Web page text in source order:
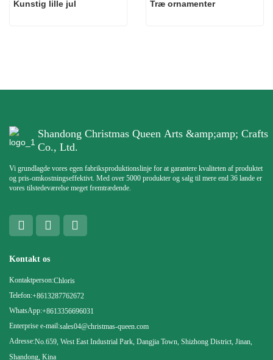
Kunstig lille jul Træ ornamenter
Shandong Christmas Queen Arts &amp;amp; Crafts
Co., Ltd.
Vi grundlagde vores egen fabriksproduktionslinje for at garantere kvaliteten af ​​produktet
og pris-omkostningseffektivt. Med over 5000 produkter og salg til mere end 36 lande er
vores tilstedeværelse meget fremtrædende.
Kontakt os
Kontaktperson:Chloris
Telefon:+8613287762672
WhatsApp:+8613356696031
Enterprise e-mail:sales04@christmas-queen.com
Adresse:No.659, West East Industrial Park, Dangjia Town, Shizhong District, Jinan,
Shandong, Kina